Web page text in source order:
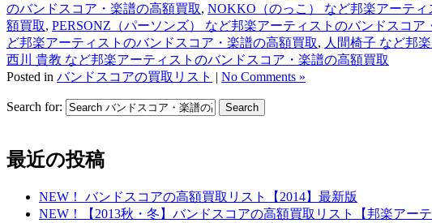
のバンドスコア・楽譜の高額買取, NOKKO（のっこ） など邦楽アーテ
額買取, PERSONZ（パーソンズ） など邦楽アーティストのバンドスコア
ど邦楽アーティストのバンドスコア・楽譜の高額買取, 人間椅子 など邦
西川 貴教 など邦楽アーティストのバンドスコア・楽譜の高額買取
Posted in バンドスコアの買取リスト | No Comments »
Search for:
最近の投稿
NEW！ バンドスコアの高額買取リスト【2014】最新版
NEW！【2013秋・冬】バンドスコアの高額買取リスト【邦楽アー